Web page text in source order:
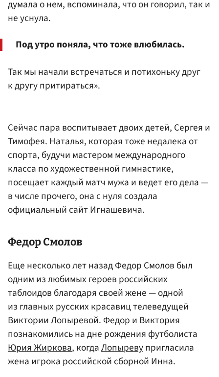
думала о нем, вспоминала, что он говорил, так и
не уснула.
Под утро поняла, что тоже влюбилась.
Так мы начали встречаться и потихоньку друг
к другу притираться».
Сейчас пара воспитывает двоих детей, Сергея и
Тимофея. Наталья, которая тоже недалека от
спорта, будучи мастером международного
класса по художественной гимнастике,
посещает каждый матч мужа и ведет его дела —
в числе прочего, она с нуля создала
официальный сайт Игнашевича.
Федор Смолов
Еще несколько лет назад Федор Смолов был
одним из любимых героев российских
таблоидов благодаря своей жене — одной
из главных русских красавиц телеведущей
Виктории Лопыревой. Федор и Виктория
познакомились на дне рождения футболиста
Юрия Жиркова, когдаЛопыревупригласила
жена игрока российской сборной Инна.